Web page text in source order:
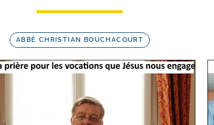
ABBÉ CHRISTIAN BOUCHACOURT